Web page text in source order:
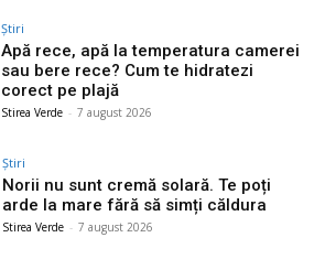
Știri
Apă rece, apă la temperatura camerei
sau bere rece? Cum te hidratezi
corect pe plajă
Stirea Verde - 7 august 2026
Știri
Norii nu sunt cremă solară. Te poți
arde la mare fără să simți căldura
Stirea Verde - 7 august 2026